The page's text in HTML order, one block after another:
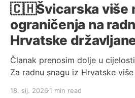
🇨🇭Švicarska više
ograničenja na
Hrvatske
Članak prenosim dolje u cijelosti. Bern, 14.01.2026.
Za radnu snagu iz Hrvatske
18. sij. 2026 1 min read